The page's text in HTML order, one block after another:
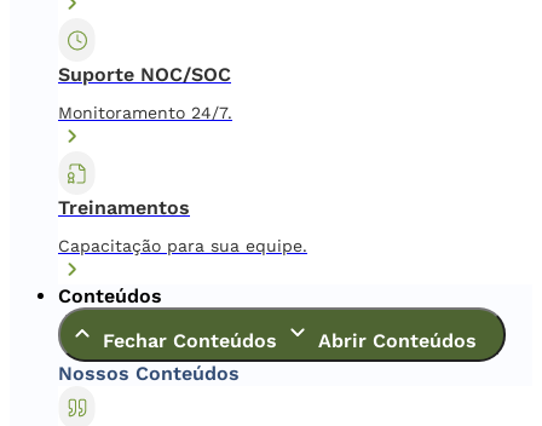
Suporte NOC/SOC
Monitoramento 24/7.
Treinamentos
Capacitação para sua equipe.
Conteúdos
Fechar Conteúdos
Abrir Conteúdos
Nossos Conteúdos